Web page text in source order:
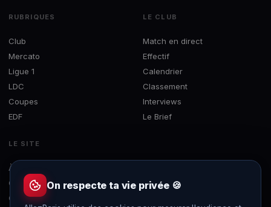
RUBRIQUES
Club
Mercato
Ligue 1
LDC
Coupes
EDF
LE CLUB
Match en direct
Effectif
Calendrier
Classement
Interviews
Le Brief
LE SITE
À propos
Concours
Contact
On respecte ta vie privée 🍪